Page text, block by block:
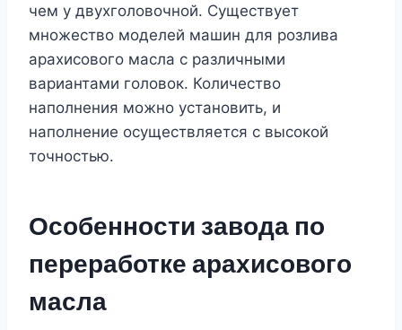
чем у двухголовочной. Существует
множество моделей машин для розлива
арахисового масла с различными
вариантами головок. Количество
наполнения можно установить, и
наполнение осуществляется с высокой
точностью.
Особенности завода по
переработке арахисового
масла